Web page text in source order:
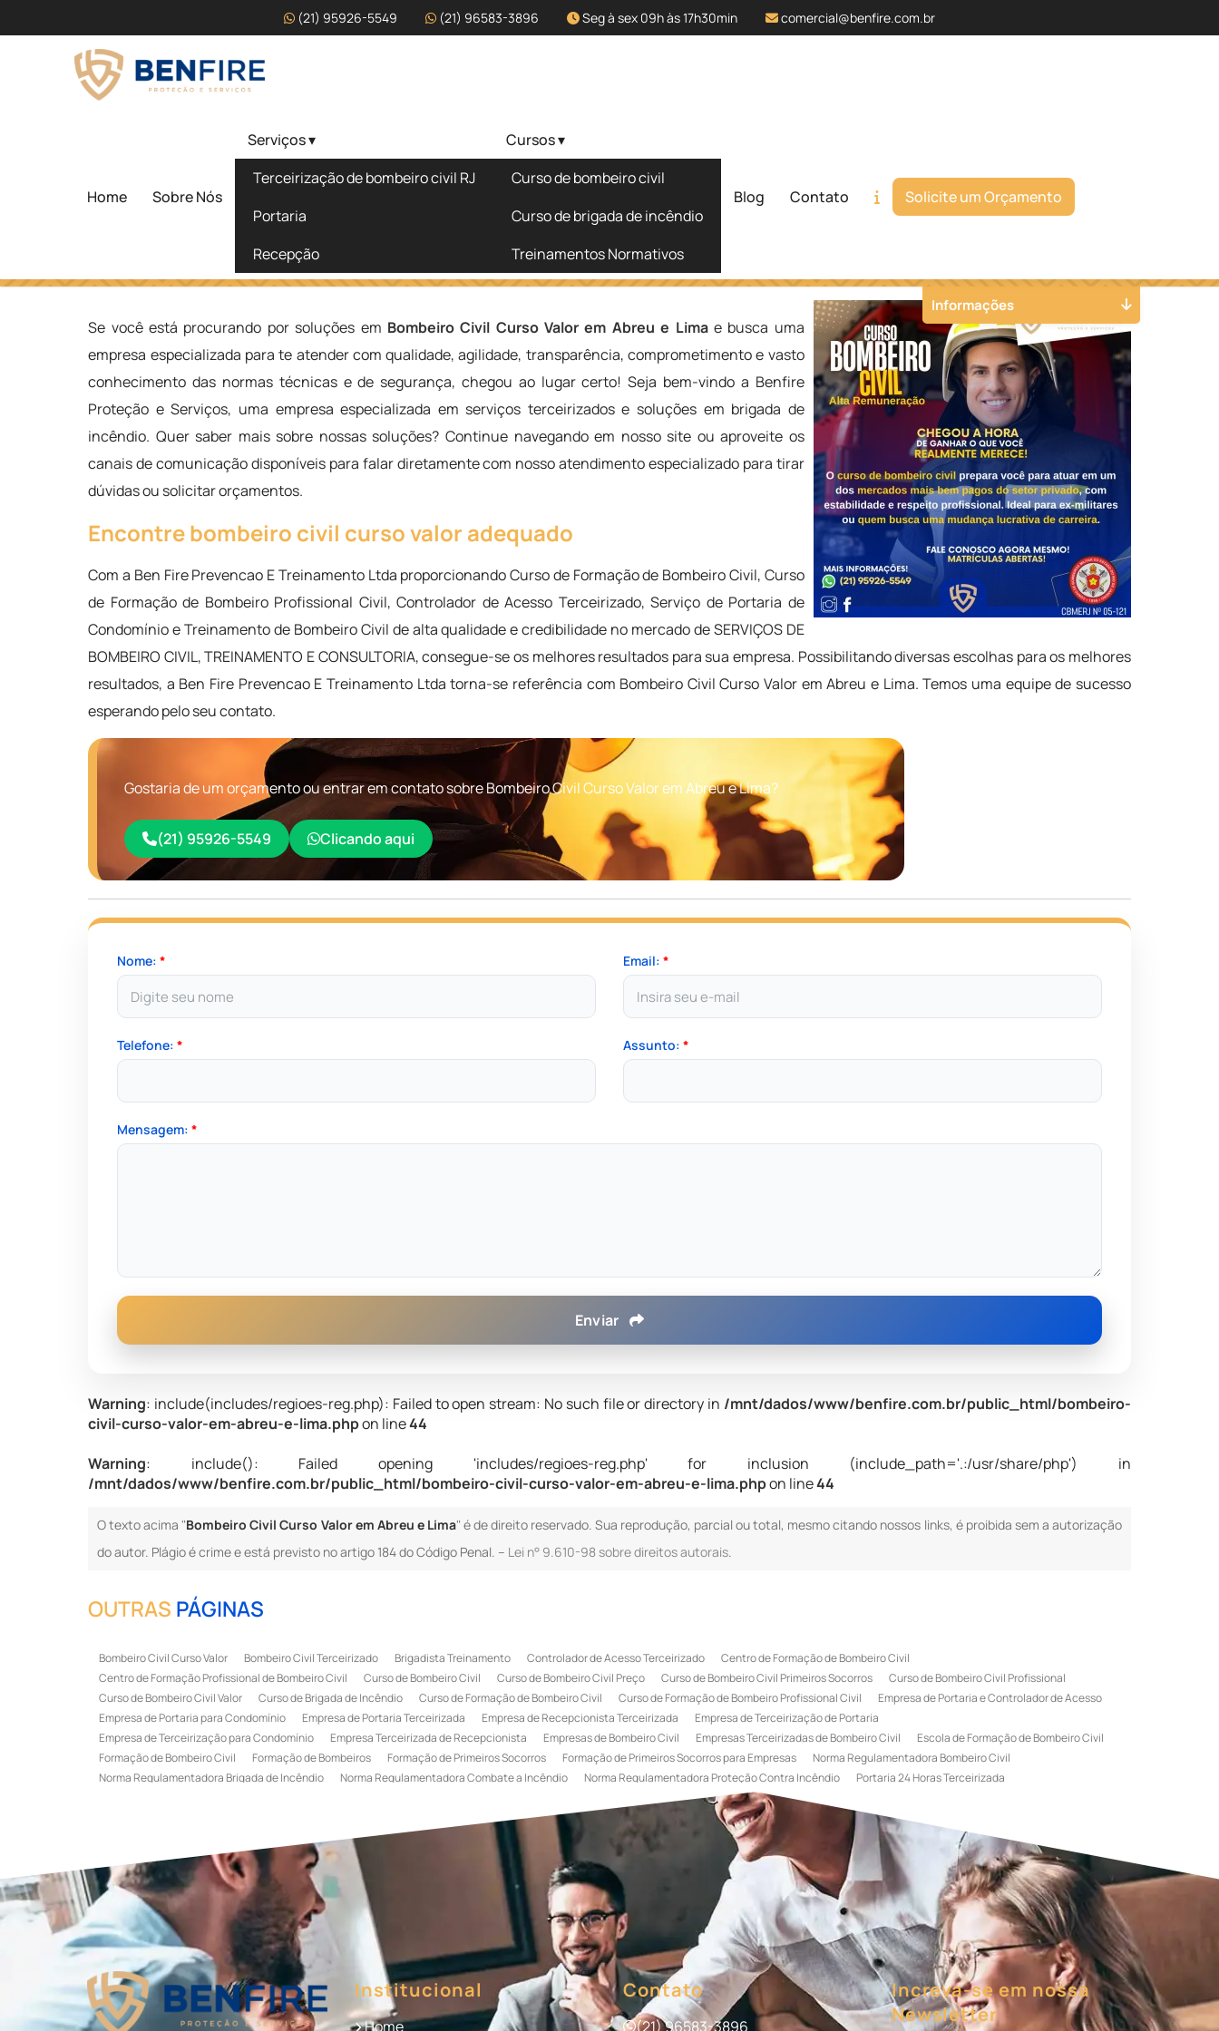
(21) 95926-5549 (21) 96583-3896 Seg à sex 09h às 17h30min comercial@benfire.com.br
Home Sobre Nós
Serviços ▾
Terceirização de bombeiro civil RJ
Portaria
Recepção
Cursos ▾
Curso de bombeiro civil
Curso de brigada de incêndio
Treinamentos Normativos
Blog Contato Solicite um Orçamento
Bombeiro Civil Curso Valor em Abreu e
Lima
Bombeiro Civil Curso Valor em Abreu e Lima
Solicite um Orçamento Chame no WhatsApp
Se você está procurando por soluções em Bombeiro Civil Curso Valor em Abreu e Limae busca uma
empresa especializada para te atender com qualidade, agilidade, transparência, comprometimento e vasto
conhecimento das normas técnicas e de segurança, chegou ao lugar certo! Seja bem-vindo a Benfire
Proteção e Serviços, uma empresa especializada em serviços terceirizados e soluções em brigada de
incêndio. Quer saber mais sobre nossas soluções? Continue navegando em nosso site ou aproveite os
canais de comunicação disponíveis para falar diretamente com nosso atendimento especializado para tirar
dúvidas ou solicitar orçamentos.
Encontre bombeiro civil curso valor adequado
Com a Ben Fire Prevencao E Treinamento Ltda proporcionando Curso de Formação de Bombeiro Civil, Curso
de Formação de Bombeiro Profissional Civil, Controlador de Acesso Terceirizado, Serviço de Portaria de
Condomínio e Treinamento de Bombeiro Civil de alta qualidade e credibilidade no mercado de SERVIÇOS DE
BOMBEIRO CIVIL, TREINAMENTO E CONSULTORIA, consegue-se os melhores resultados para sua empresa. Possibilitando diversas escolhas para os melhores
resultados, a Ben Fire Prevencao E Treinamento Ltda torna-se referência com Bombeiro Civil Curso Valor em Abreu e Lima. Temos uma equipe de sucesso
esperando pelo seu contato.
Gostaria de um orçamento ou entrar em contato sobre Bombeiro Civil Curso Valor em Abreu e Lima?
(21) 95926-5549 Clicando aqui
Nome:* Email: *
Telefone:* Assunto: *
Mensagem:*
Enviar
Warning: include(includes/regioes-reg.php): Failed to open stream: No such file or directory in /mnt/dados/www/benfire.com.br/public_html/bombeiro-
civil-curso-valor-em-abreu-e-lima.phpon line44
Warning: include(): Failed opening 'includes/regioes-reg.php' for inclusion (include_path='.:/usr/share/php') in
/mnt/dados/www/benfire.com.br/public_html/bombeiro-civil-curso-valor-em-abreu-e-lima.phpon line44
O texto acima "Bombeiro Civil Curso Valor em Abreu e Lima" é de direito reservado. Sua reprodução, parcial ou total, mesmo citando nossos links, é proibida sem a autorização
do autor. Plágio é crime e está previsto no artigo 184 do Código Penal. – Lei n° 9.610-98 sobre direitos autorais.
Informações
OUTRAS PÁGINAS
Bombeiro Civil Curso Valor Bombeiro Civil Terceirizado Brigadista Treinamento Controlador de Acesso Terceirizado
Centro de Formação de Bombeiro Civil
Centro de Formação Profissional de Bombeiro Civil
Curso de Bombeiro Civil Curso de Bombeiro Civil Preço Curso de Bombeiro Civil Primeiros Socorros
Curso de Bombeiro Civil Profissional
Curso de Bombeiro Civil Valor
Curso de Brigada de Incêndio Curso de Formação de Bombeiro Civil Curso de Formação de Bombeiro Profissional Civil
Empresa de Portaria e Controlador de Acesso
Empresa de Portaria para Condomínio
Empresa de Portaria Terceirizada Empresa de Recepcionista Terceirizada
Empresa de Terceirização de Portaria
Empresa de Terceirização para Condomínio
Empresa Terceirizada de Recepcionista Empresas de Bombeiro Civil Empresas Terceirizadas de Bombeiro Civil
Escola de Formação de Bombeiro Civil
Formação de Bombeiro Civil
Formação de Bombeiros Formação de Primeiros Socorros Formação de Primeiros Socorros para Empresas
Norma Regulamentadora Bombeiro Civil
Norma Regulamentadora Brigada de Incêndio
Norma Regulamentadora Combate a Incêndio Norma Regulamentadora Proteção Contra Incêndio
Portaria 24 Horas Terceirizada
Serviço de Portaria Remota
Serviço de Portaria Terceirizada
Serviço Especializado em Terceirização de Bombeiro Civil Terceirização de Bombeiro Terceirização de Bombeiro Civil
Terceirização de Portaria
Terceirização de Recepcionista Terceirização de Serviços de Recepcionistas Treinamento de Bombeiro Civil Treinamento de Bombeiros
Treinamento de Brigada
Treinamento de Brigada de Emergência
Treinamento de Brigada de Incêndio Treinamento de Brigada de Incêndio Valor
Treinamento de Brigadista de Incêndio
Treinamento de Combate a Incêndio NR 23
Treinamento de Incêndio Treinamento de Prevenção e Combate a Incêndio
Treinamento de Primeiro Socorros
Treinamento de Primeiros Socorros para CIPA
Treinamento de Primeiros Socorros para Empresas
Institucional
Home
Contato
(21) 96583-3896
Increva-se em nossa
Newsletter